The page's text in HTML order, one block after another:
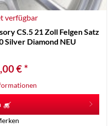
verfügbar
CS.5 21 Zoll Felgen Satz
Silver Diamond NEU
€ *